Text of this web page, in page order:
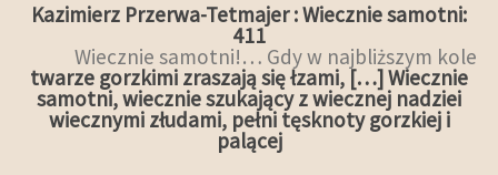
Kazimierz Przerwa-Tetmajer : Wiecznie samotni:
411
Wiecznie samotni!… Gdy w najbliższym kole
twarze gorzkimi zraszają się łzami, […] Wiecznie
samotni, wiecznie szukający z wiecznej nadziei
wiecznymi złudami, pełni tęsknoty gorzkiej i
palącej